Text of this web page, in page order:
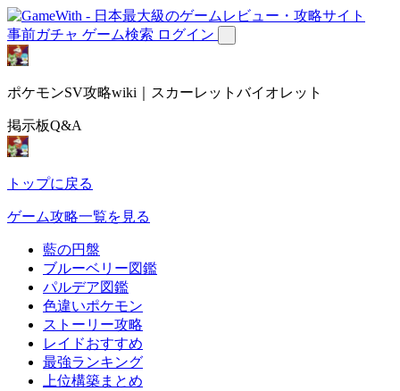
事前ガチャ ゲーム検索 ログイン
ポケモンSV攻略wiki｜スカーレットバイオレット
掲示板Q&A
トップに戻る
ゲーム攻略一覧を見る
藍の円盤
ブルーベリー図鑑
パルデア図鑑
色違いポケモン
ストーリー攻略
レイドおすすめ
最強ランキング
上位構築まとめ